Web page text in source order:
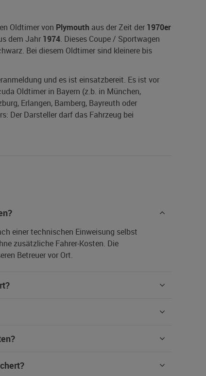
Oldtimer von Plymouth aus der Zeit der 1970er
dem Jahr 1974. Dieses Coupe / Sportwagen
Bei diesem Oldtimer sind kleinere bis
und es ist einsatzbereit. Es ist vor
Oldtimer in Bayern (z.b. in München,
Erlangen, Bamberg, Bayreuth oder
Der Darsteller darf das Fahrzeug bei
einer technischen Einweisung selbst
zusätzliche Fahrer-Kosten. Die
Betreuer vor Ort.